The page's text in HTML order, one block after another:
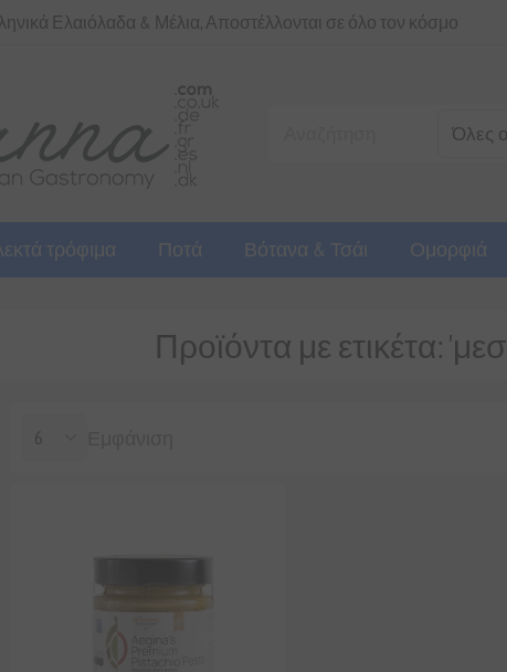
Ελαιόλαδα & Μέλια, Αποστέλλονται σε όλο τον κόσμο
τρόφιμα Ποτά Βότανα & Τσάι Ομορφιά
Προϊόντα με ετικέτα: